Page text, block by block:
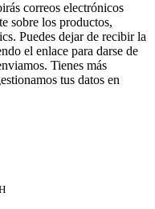
correos electrónicos
sobre los productos,
Puedes dejar de recibir la
el enlace para darse de
Tienes más
tus datos en